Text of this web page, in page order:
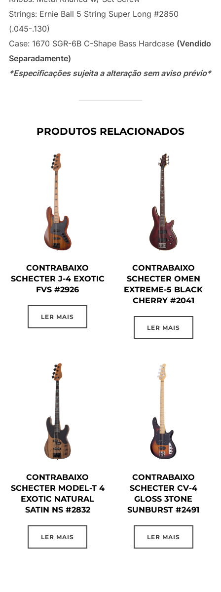
Strings: Ernie Ball 5 String Super Long #2850
(.045-.130)
Case: 1670 SGR-6B C-Shape Bass Hardcase (Vendido
Separadamente)
*Especificações sujeita a alteração sem aviso prévio*
PRODUTOS RELACIONADOS
CONTRABAIXO
SCHECTER J-4 EXOTIC
FVS #2926
LER MAIS
CONTRABAIXO
SCHECTER OMEN
EXTREME-5 BLACK
CHERRY #2041
LER MAIS
CONTRABAIXO
SCHECTER MODEL-T 4
EXOTIC NATURAL
SATIN NS #2832
LER MAIS
CONTRABAIXO
SCHECTER CV-4
GLOSS 3TONE
SUNBURST #2491
LER MAIS